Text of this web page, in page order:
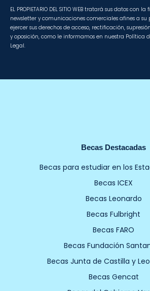
EL PROPIETARIO DEL SITIO WEB tratará sus datos con
newsletter y comunicaciones comerciales afines a su
ejercer sus derechos de acceso, rectificación,
y oposición, como le informamos en nuestra Política
Legal.
Becas Destacadas
Becas para estudiar en los
Becas ICEX
Becas Leonardo
Becas Fulbright
Becas FARO
Becas Fundación
Becas Junta de Castilla y
Becas Gencat